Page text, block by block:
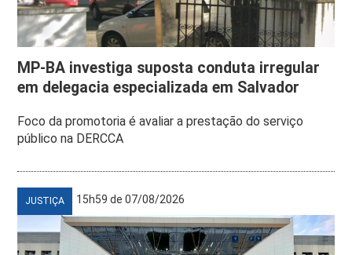
MP-BA investiga suposta conduta irregular
em delegacia especializada em Salvador
Foco da promotoria é avaliar a prestação do serviço
público na DERCCA
JUSTIÇA 15h59 de 07/08/2026